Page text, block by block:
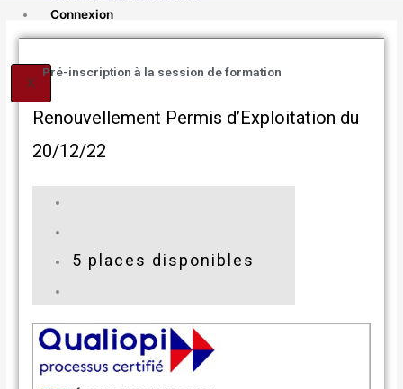
Connexion
X
Pré-inscription à la session de formation
Renouvellement Permis d’Exploitation du
20/12/22
5 places disponibles